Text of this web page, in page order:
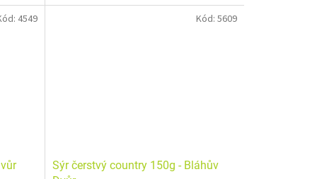
konzervant E202, aroma, zahušťovadlo
4549
Sýr čerstvý country 150g - Bláhův
Kód: 5609